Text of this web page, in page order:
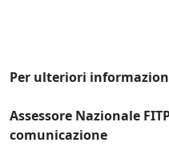
Per ulteriori
Assessore Nazionale
comunicazione